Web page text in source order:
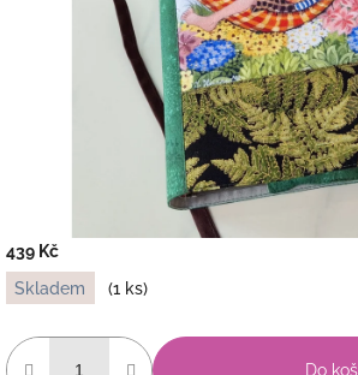
439 Kč
Měrná
cena:
Skladem (1 ks)
Do